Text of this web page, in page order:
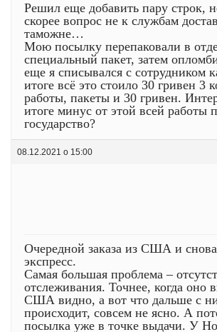
Решил еще добавить пару строк,
скорее вопрос не к службам
таможне…
Мою посылку перепаковали в
специальный пакет, затем
еще я списывался с сотрудником
итоге всё это стоило 30 гривен 3
работы, пакеты и 30 гривен.
итоге минус от этой всей работы
государство?
08.12.2021 о 15:00
Очередной заказа из США и
экспресс.
Самая большая проблема –
отслеживания. Точнее, когда оно
США видно, а вот что дальше с
происходит, совсем не ясно. А
посылка уже в точке выдачи. У